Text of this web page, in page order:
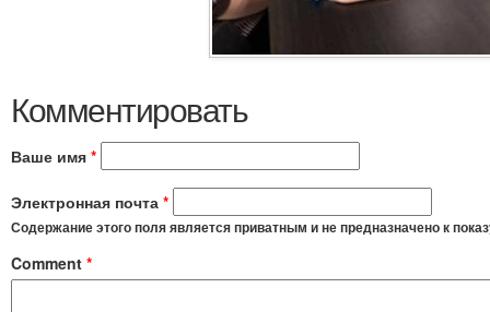
Комментировать
Ваше имя *
Электронная почта *
Содержание этого поля является приватным и не предназначено к
Comment *